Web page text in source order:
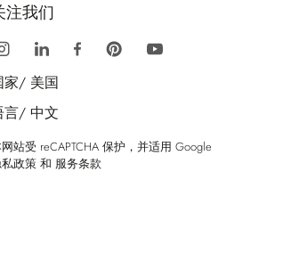
注我们
家/ 美国
言/ 中文
站受 reCAPTCHA 保护，并适用 Google
政策 和 服务条款